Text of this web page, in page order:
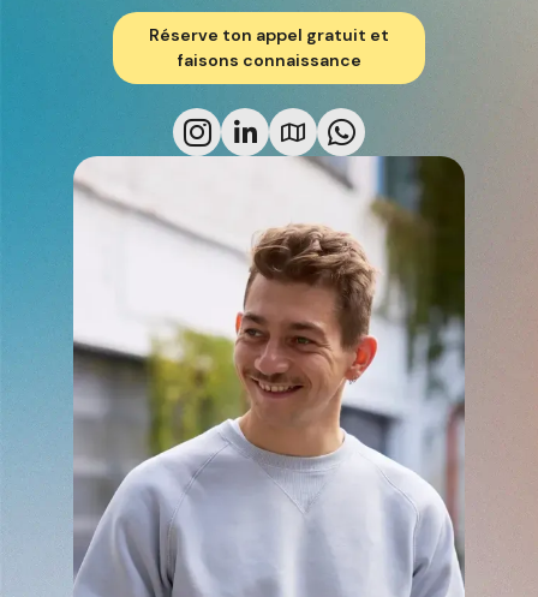
Réserve ton appel gratuit et
faisons connaissance
   